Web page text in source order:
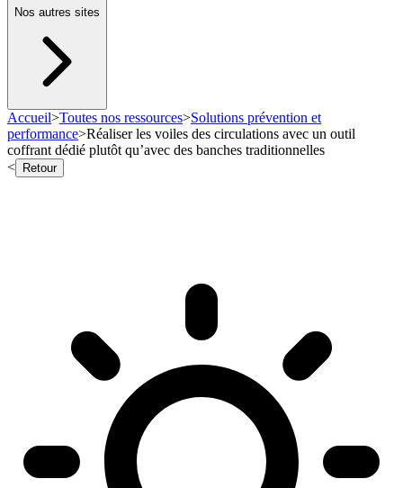
Nos autres sites
Accueil>Toutes nos ressources>Solutions prévention et
performance>Réaliser les voiles des circulations avec un outil
coffrant dédié plutôt qu’avec des banches traditionnelles
<
Retour